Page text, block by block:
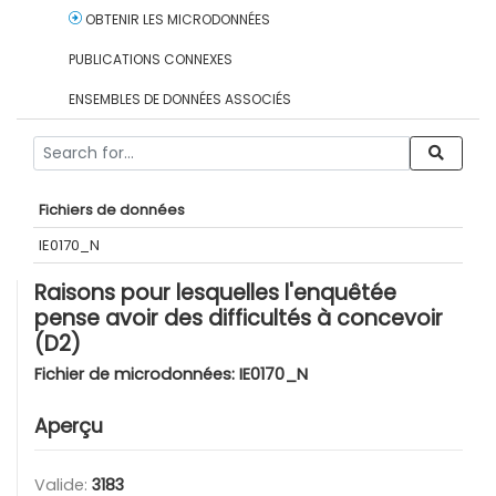
OBTENIR LES MICRODONNÉES
PUBLICATIONS CONNEXES
ENSEMBLES DE DONNÉES ASSOCIÉS
Fichiers de données
IE0170_N
Raisons pour lesquelles l'enquêtée
pense avoir des difficultés à concevoir
(D2)
Fichier de microdonnées: IE0170_N
Aperçu
Valide: 3183